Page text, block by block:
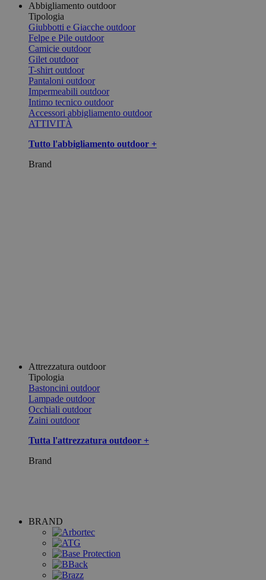
Abbigliamento outdoor
Tipologia
Giubbotti e Giacche outdoor
Felpe e Pile outdoor
Camicie outdoor
Gilet outdoor
T-shirt outdoor
Pantaloni outdoor
Impermeabili outdoor
Intimo tecnico outdoor
Accessori abbigliamento outdoor
ATTIVITÀ
Tutto l'abbigliamento outdoor +
Brand
Attrezzatura outdoor
Tipologia
Bastoncini outdoor
Lampade outdoor
Occhiali outdoor
Zaini outdoor
Tutta l'attrezzatura outdoor +
Brand
BRAND